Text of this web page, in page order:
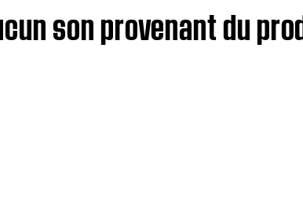
son provenant du